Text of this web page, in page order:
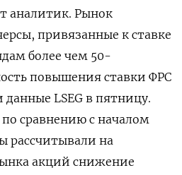
аналитик. Рынок
привязанные к ставке
более чем 50-
повышения ставки ФРС
LSEG в пятницу.
сравнению с началом
рассчитывали на
акций снижение